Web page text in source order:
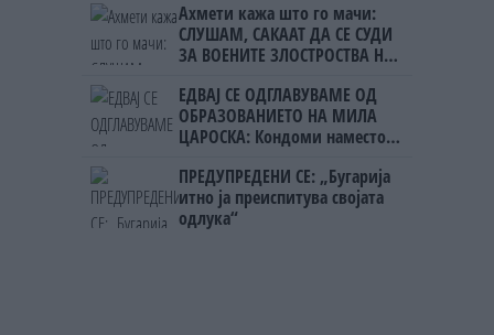
Ахмети кажа што го мачи:
СЛУШАМ, САКААТ ДА СЕ СУДИ
ЗА ВОЕНИТЕ ЗЛОСТРОСТВА НА
ЕДВАЈ СЕ ОДГЛАВУВАМЕ ОД
ОБРАЗОВАНИЕТО НА МИЛА
ЦАРОСКА: Кондоми наместо
ПРЕДУПРЕДЕНИ СЕ: „Бугарија
итно ја преиспитува својата
одлука“